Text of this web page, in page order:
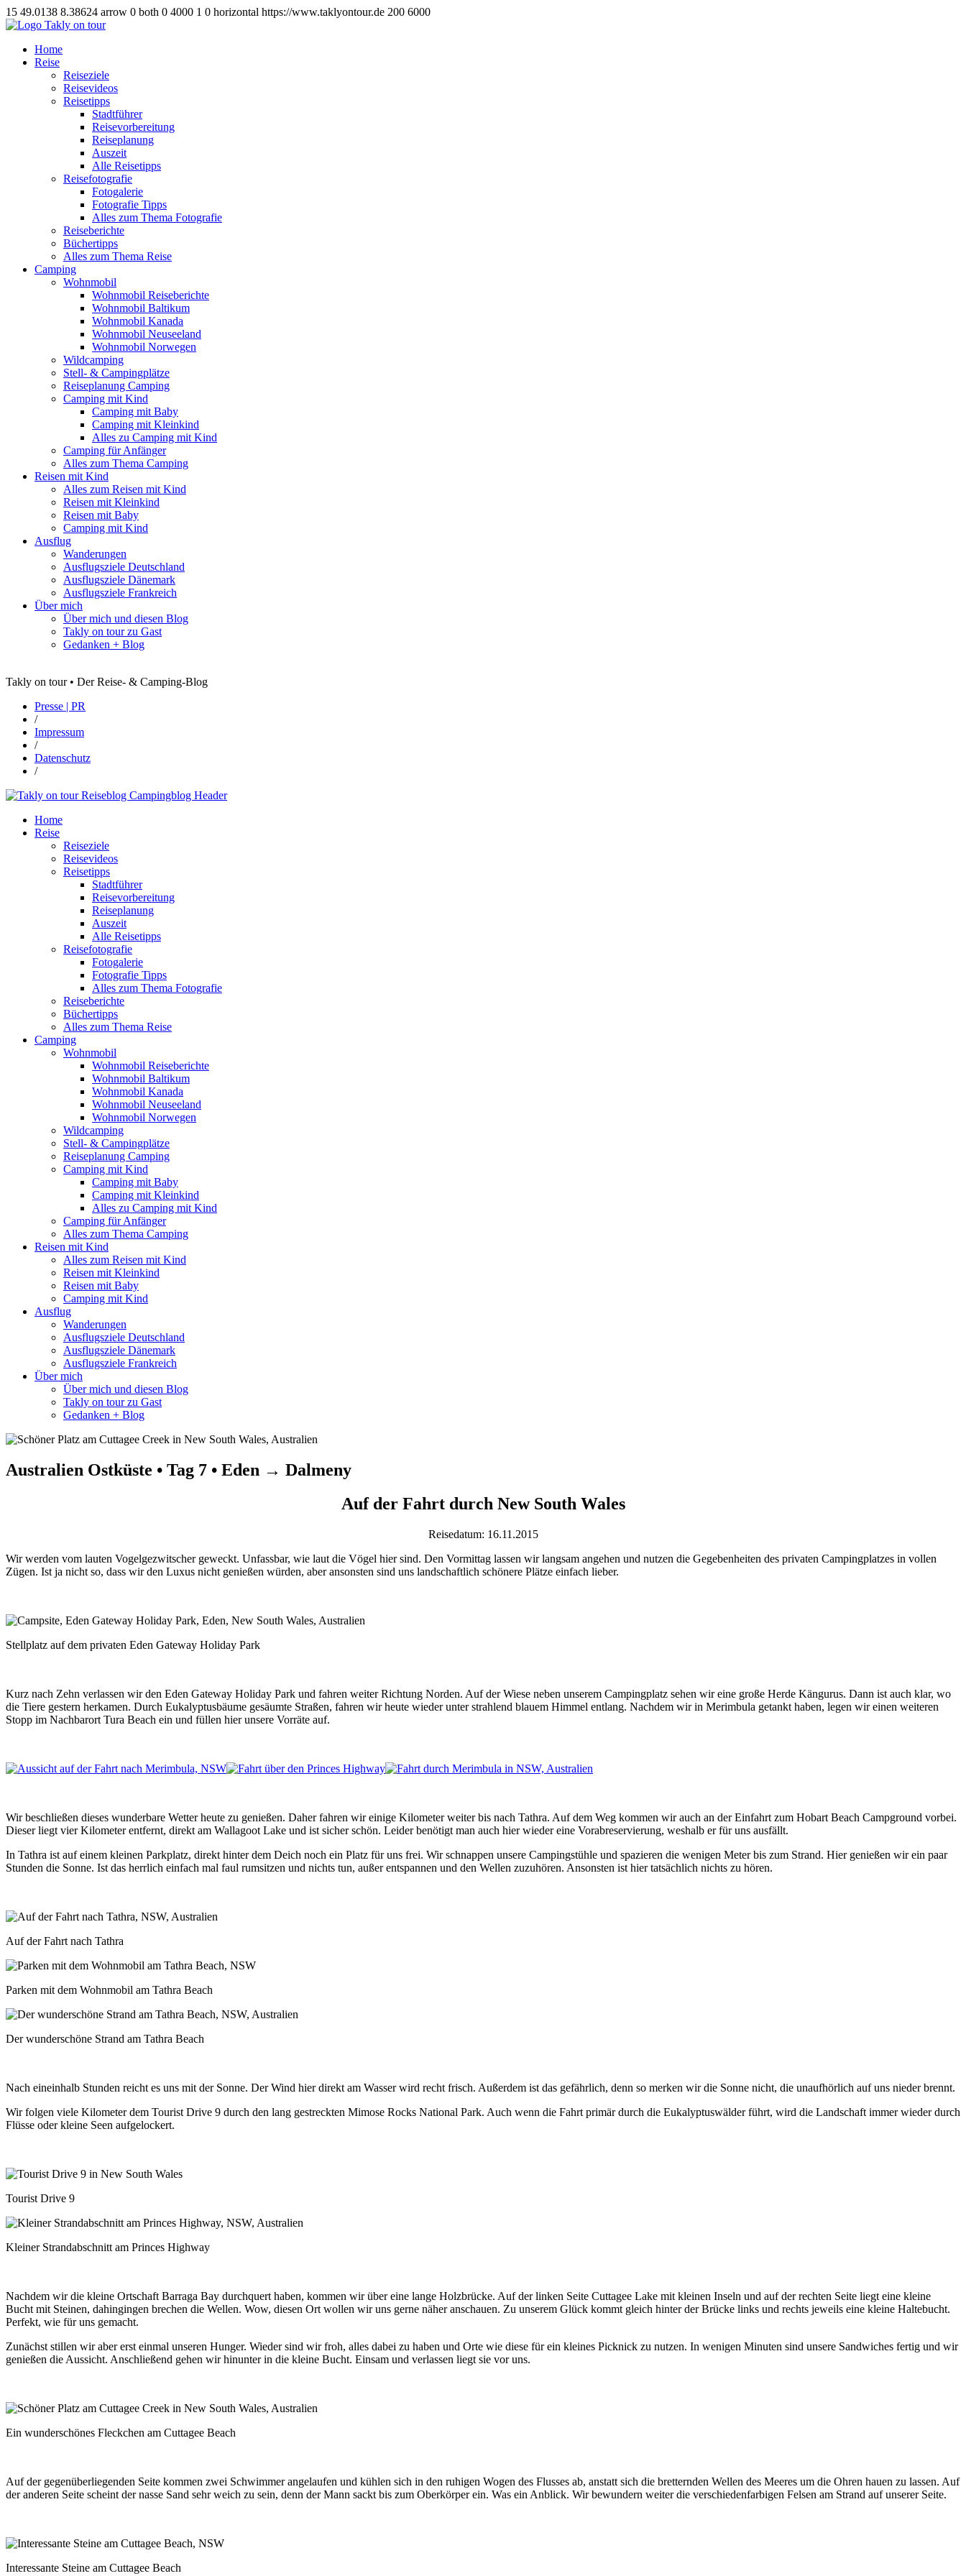
15 49.0138 8.38624 arrow 0 both 0 4000 1 0 horizontal https://www.taklyontour.de 200 6000
Home
Reise
Reiseziele
Reisevideos
Reisetipps
Stadtführer
Reisevorbereitung
Reiseplanung
Auszeit
Alle Reisetipps
Reisefotografie
Fotogalerie
Fotografie Tipps
Alles zum Thema Fotografie
Reiseberichte
Büchertipps
Alles zum Thema Reise
Camping
Wohnmobil
Wohnmobil Reiseberichte
Wohnmobil Baltikum
Wohnmobil Kanada
Wohnmobil Neuseeland
Wohnmobil Norwegen
Wildcamping
Stell- & Campingplätze
Reiseplanung Camping
Camping mit Kind
Camping mit Baby
Camping mit Kleinkind
Alles zu Camping mit Kind
Camping für Anfänger
Alles zum Thema Camping
Reisen mit Kind
Alles zum Reisen mit Kind
Reisen mit Kleinkind
Reisen mit Baby
Camping mit Kind
Ausflug
Wanderungen
Ausflugsziele Deutschland
Ausflugsziele Dänemark
Ausflugsziele Frankreich
Über mich
Über mich und diesen Blog
Takly on tour zu Gast
Gedanken + Blog
Takly on tour • Der Reise- & Camping-Blog
Presse | PR
/
Impressum
/
Datenschutz
/
Home
Reise
Reiseziele
Reisevideos
Reisetipps
Stadtführer
Reisevorbereitung
Reiseplanung
Auszeit
Alle Reisetipps
Reisefotografie
Fotogalerie
Fotografie Tipps
Alles zum Thema Fotografie
Reiseberichte
Büchertipps
Alles zum Thema Reise
Camping
Wohnmobil
Wohnmobil Reiseberichte
Wohnmobil Baltikum
Wohnmobil Kanada
Wohnmobil Neuseeland
Wohnmobil Norwegen
Wildcamping
Stell- & Campingplätze
Reiseplanung Camping
Camping mit Kind
Camping mit Baby
Camping mit Kleinkind
Alles zu Camping mit Kind
Camping für Anfänger
Alles zum Thema Camping
Reisen mit Kind
Alles zum Reisen mit Kind
Reisen mit Kleinkind
Reisen mit Baby
Camping mit Kind
Ausflug
Wanderungen
Ausflugsziele Deutschland
Ausflugsziele Dänemark
Ausflugsziele Frankreich
Über mich
Über mich und diesen Blog
Takly on tour zu Gast
Gedanken + Blog
Australien Ostküste • Tag 7 • Eden → Dalmeny
Auf der Fahrt durch New South Wales
Reisedatum: 16.11.2015
Wir werden vom lauten Vogelgezwitscher geweckt. Unfassbar, wie laut die Vögel hier sind. Den Vormittag lassen wir langsam angehen und nutzen die Gegebenheiten des privaten Campingplatzes in vollen
Zügen. Ist ja nicht so, dass wir den Luxus nicht genießen würden, aber ansonsten sind uns landschaftlich schönere Plätze einfach lieber.
Stellplatz auf dem privaten Eden Gateway Holiday Park
Kurz nach Zehn verlassen wir den Eden Gateway Holiday Park und fahren weiter Richtung Norden. Auf der Wiese neben unserem Campingplatz sehen wir eine große Herde Kängurus. Dann ist auch klar, wo
die Tiere gestern herkamen. Durch Eukalyptusbäume gesäumte Straßen, fahren wir heute wieder unter strahlend blauem Himmel entlang. Nachdem wir in Merimbula getankt haben, legen wir einen weiteren
Stopp im Nachbarort Tura Beach ein und füllen hier unsere Vorräte auf.
Wir beschließen dieses wunderbare Wetter heute zu genießen. Daher fahren wir einige Kilometer weiter bis nach Tathra. Auf dem Weg kommen wir auch an der Einfahrt zum Hobart Beach Campground vorbei.
Dieser liegt vier Kilometer entfernt, direkt am Wallagoot Lake und ist sicher schön. Leider benötigt man auch hier wieder eine Vorabreservierung, weshalb er für uns ausfällt.
In Tathra ist auf einem kleinen Parkplatz, direkt hinter dem Deich noch ein Platz für uns frei. Wir schnappen unsere Campingstühle und spazieren die wenigen Meter bis zum Strand. Hier genießen wir ein paar
Stunden die Sonne. Ist das herrlich einfach mal faul rumsitzen und nichts tun, außer entspannen und den Wellen zuzuhören. Ansonsten ist hier tatsächlich nichts zu hören.
Auf der Fahrt nach Tathra
Parken mit dem Wohnmobil am Tathra Beach
Der wunderschöne Strand am Tathra Beach
Nach eineinhalb Stunden reicht es uns mit der Sonne. Der Wind hier direkt am Wasser wird recht frisch. Außerdem ist das gefährlich, denn so merken wir die Sonne nicht, die unaufhörlich auf uns nieder brennt.
Wir folgen viele Kilometer dem Tourist Drive 9 durch den lang gestreckten Mimose Rocks National Park. Auch wenn die Fahrt primär durch die Eukalyptuswälder führt, wird die Landschaft immer wieder durch
Flüsse oder kleine Seen aufgelockert.
Tourist Drive 9
Kleiner Strandabschnitt am Princes Highway
Nachdem wir die kleine Ortschaft Barraga Bay durchquert haben, kommen wir über eine lange Holzbrücke. Auf der linken Seite Cuttagee Lake mit kleinen Inseln und auf der rechten Seite liegt eine kleine
Bucht mit Steinen, dahingingen brechen die Wellen. Wow, diesen Ort wollen wir uns gerne näher anschauen. Zu unserem Glück kommt gleich hinter der Brücke links und rechts jeweils eine kleine Haltebucht.
Perfekt, wie für uns gemacht.
Zunächst stillen wir aber erst einmal unseren Hunger. Wieder sind wir froh, alles dabei zu haben und Orte wie diese für ein kleines Picknick zu nutzen. In wenigen Minuten sind unsere Sandwiches fertig und wir
genießen die Aussicht. Anschließend gehen wir hinunter in die kleine Bucht. Einsam und verlassen liegt sie vor uns.
Ein wunderschönes Fleckchen am Cuttagee Beach
Auf der gegenüberliegenden Seite kommen zwei Schwimmer angelaufen und kühlen sich in den ruhigen Wogen des Flusses ab, anstatt sich die bretternden Wellen des Meeres um die Ohren hauen zu lassen. Auf
der anderen Seite scheint der nasse Sand sehr weich zu sein, denn der Mann sackt bis zum Oberkörper ein. Was ein Anblick. Wir bewundern weiter die verschiedenfarbigen Felsen am Strand auf unserer Seite.
Interessante Steine am Cuttagee Beach